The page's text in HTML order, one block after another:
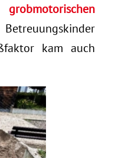
grobmotorischen
kam auch